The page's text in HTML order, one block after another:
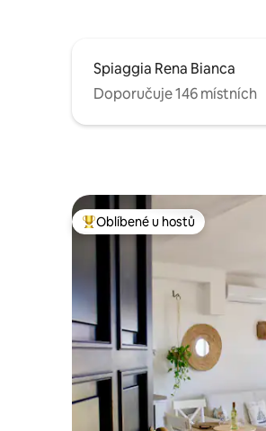
Spiaggia Rena Bianca
Doporučuje 146 místních
Nejlepší v kategorii Oblíbené u
Oblíbené u hostů